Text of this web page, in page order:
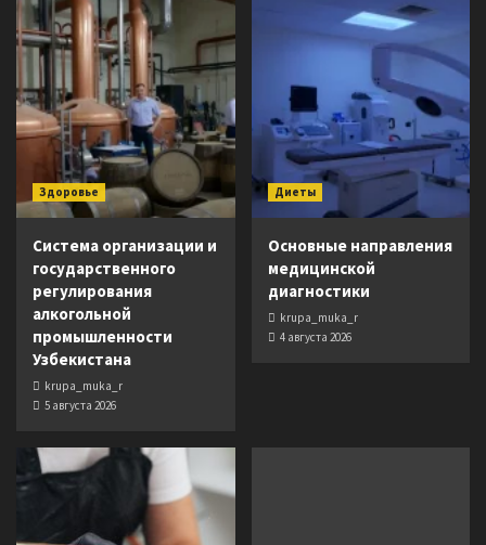
Здоровье
Система организации и
государственного
регулирования
алкогольной
промышленности
Узбекистана
krupa_muka_r
5 августа 2026
Диеты
Основные направления
медицинской
диагностики
krupa_muka_r
4 августа 2026